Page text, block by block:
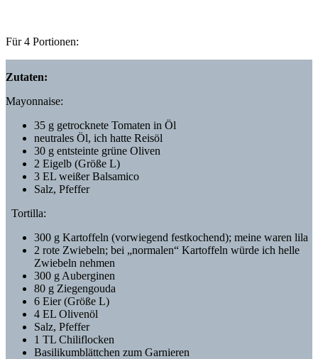
Für 4 Portionen:
Zutaten:
Mayonnaise:
35 g getrocknete Tomaten in Öl
neutrales Öl, ich hatte Reisöl
30 g entsteinte grüne Oliven
2 Eigelb (Größe L)
3 EL weißer Balsamico
Salz, Pfeffer
Tortilla:
300 g Kartoffeln (vorwiegend festkochend); meine waren lila
2 rote Zwiebeln; bei „normalen“ Kartoffeln würde ich helle
Zwiebeln nehmen
300 g Auberginen
80 g Ziegengouda
6 Eier (Größe L)
4 EL Olivenöl
Salz, Pfeffer
1 TL Chiliflocken
Basilikumblättchen zum Garnieren